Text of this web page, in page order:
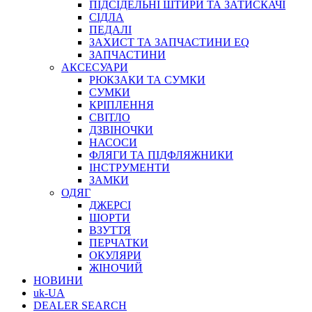
ПІДСІДЕЛЬНІ ШТИРИ ТА ЗАТИСКАЧІ
СІДЛА
ПЕДАЛІ
ЗАХИСТ ТА ЗАПЧАСТИНИ EQ
ЗАПЧАСТИНИ
АКСЕСУАРИ
РЮКЗАКИ ТА СУМКИ
СУМКИ
КРІПЛЕННЯ
СВІТЛО
ДЗВІНОЧКИ
НАСОСИ
ФЛЯГИ ТА ПІДФЛЯЖНИКИ
ІНСТРУМЕНТИ
ЗАМКИ
ОДЯГ
ДЖЕРСІ
ШОРТИ
ВЗУТТЯ
ПЕРЧАТКИ
ОКУЛЯРИ
ЖІНОЧИЙ
НОВИНИ
uk-UA
DEALER SEARCH